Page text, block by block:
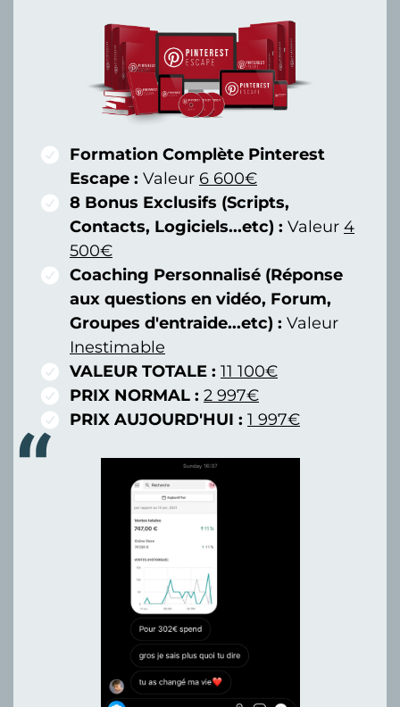
Formation Complète Pinterest
Escape : Valeur 6 600€
8 Bonus Exclusifs (Scripts,
Contacts, Logiciels...etc) : Valeur 4
500€
Coaching Personnalisé (Réponse
aux questions en vidéo, Forum,
Groupes d'entraide...etc) : Valeur
Inestimable
VALEUR TOTALE : 11 100€
PRIX NORMAL : 2 997€
PRIX AUJOURD'HUI : 1 997€